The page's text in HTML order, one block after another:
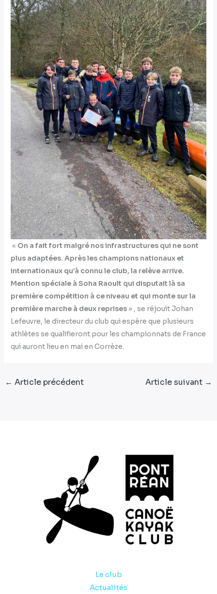
« On a fait fort malgré nos infrastructures qui ne sont
plus adaptées. Après les champions nationaux et
internationaux qu’à connu le club, la relève arrive.
Mention spéciale à Soha Raoult qui disputait là sa
première compétition à ce niveau et qui monte sur la
première marche à deux reprises» , se réjouit Johan
Lefeuvre, le directeur du club qui espère que plusieurs
athlètes se qualifieront pour les championnats de France
qui auront lieu en mai en Corrèze.
← Article précédent Article suivant →
Le club
Actualités